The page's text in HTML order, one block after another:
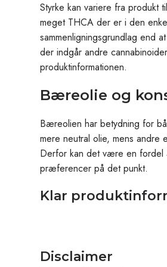
Styrke kan variere fra produkt
meget THCA der er i den
sammenligningsgrundlag end
der indgår andre
produktinformationen.
Bæreolie og
Bæreolien har betydning for
mere neutral olie, mens andre
Derfor kan det være en fordel
præferencer på det punkt.
Klar
Disclaimer